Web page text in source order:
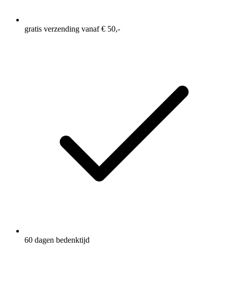
gratis verzending vanaf € 50,-
60 dagen bedenktijd